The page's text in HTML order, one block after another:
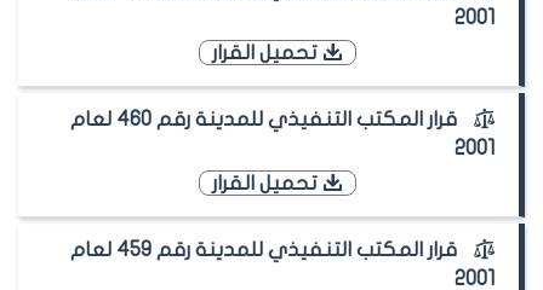
2001
تحميل القرار
قرار المكتب التنفيذي للمدينة رقم 460 لعام
2001
تحميل القرار
قرار المكتب التنفيذي للمدينة رقم 459 لعام
2001